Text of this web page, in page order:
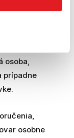
osoba,
prípadne
osobne